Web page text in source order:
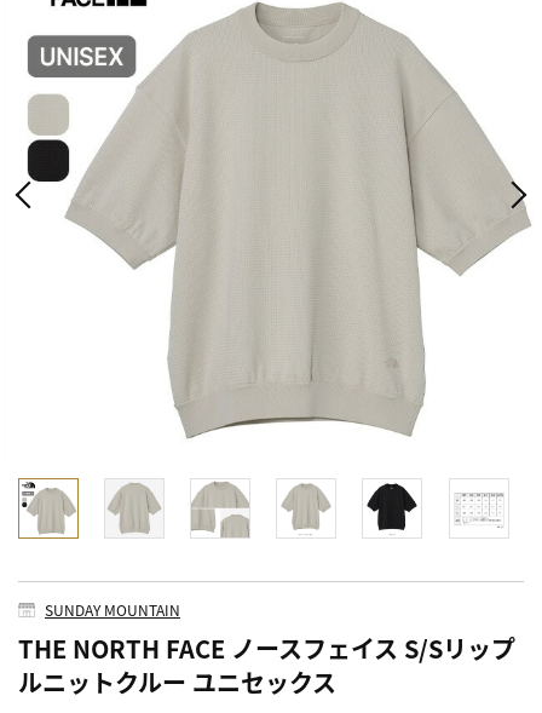
SUNDAY MOUNTAIN
THE NORTH FACE ノースフェイス S/Sリップ
ルニットクルー ユニセックス